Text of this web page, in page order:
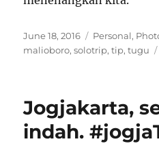
Posted
on
June 18, 2016 Categories
Personal,
malioboro,solotrip,tip,tugu
Jogjakarta,
indah.